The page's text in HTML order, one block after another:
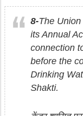
8-The
its Annual
connection
before the
Drinking
Shakti.